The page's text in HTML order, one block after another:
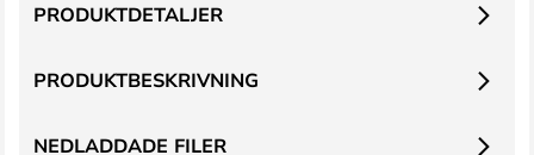
PRODUKTBESKRIVNING
PRODUKTDETALJER
NEDLADDADE FILER